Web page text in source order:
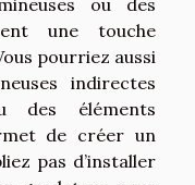
une touche
pourriez aussi
indirectes
des éléments
de créer un
pas d’installer